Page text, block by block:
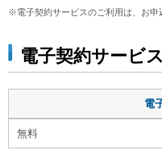
※電子契約サービスのご利用は、お申
電子契約サービ
電
無料